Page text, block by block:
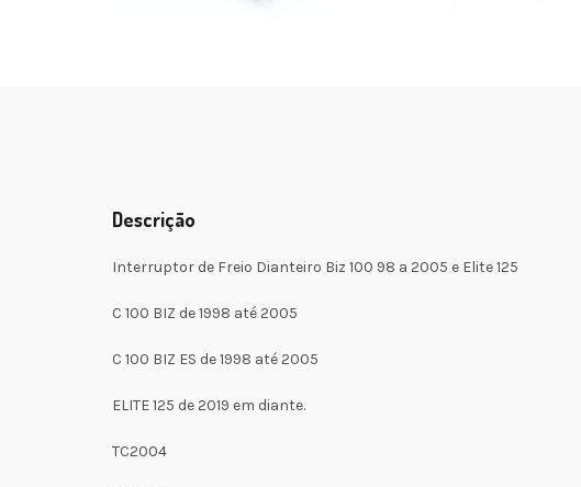
Descrição
Interruptor de Freio Dianteiro Biz 100 98 a 2005 e Elite 125
C 100 BIZ de 1998 até 2005
C 100 BIZ ES de 1998 até 2005
ELITE 125 de 2019 em diante.
TC2004